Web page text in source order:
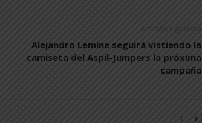
Artículo siguiente
Alejandro Lemine seguirá vistiendo la
camiseta del Aspil-Jumpers la próxima
campaña